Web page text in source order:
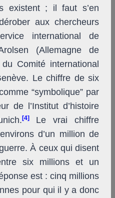
existent ; il faut s’en
aux chercheurs
international de
(Allemagne de
Comité international
Le chiffre de six
“symbolique” par
de l’Institut d’histoire
[4]Le vrai chiffre
d’un million de
À ceux qui disent
six millions et un
est : cinq millions
pour qui il y a donc